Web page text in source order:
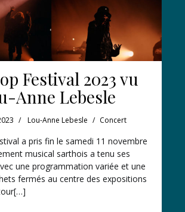
Festival 2023 vu
Anne Lebesle
Lou-Anne Lebesle Concert
a pris fin le samedi 11 novembre
musical sarthois a tenu ses
une programmation variée et une
fermés au centre des expositions